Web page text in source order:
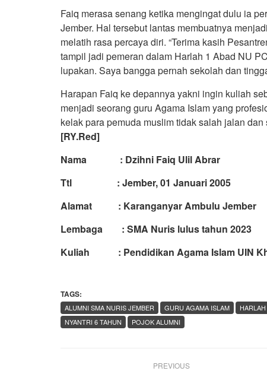
Faiq merasa senang ketika mengingat dulu ia
Jember. Hal tersebut lantas membuatnya
melatih rasa percaya diri. “Terima kasih
tampil jadi pemeran dalam Harlah 1 Abad NU
lupakan. Saya bangga pernah sekolah dan
Harapan Faiq ke depannya yakni ingin kuliah
menjadi seorang guru Agama Islam yang
kelak para pemuda muslim tidak salah jalan
[RY.Red]
Nama : Dzihni Faiq Ulil Abrar
Ttl : Jember, 01 Januari 2005
Alamat : Karanganyar Ambulu Jember
Lembaga : SMA Nuris lulus tahun 2023
Kuliah : Pendidikan Agama Islam UIN
TAGS:
ALUMNI SMA NURIS JEMBER GURU AGAMA ISLAM
NYANTRI 6 TAHUN
POJOK ALUMNI
PREVIOUS